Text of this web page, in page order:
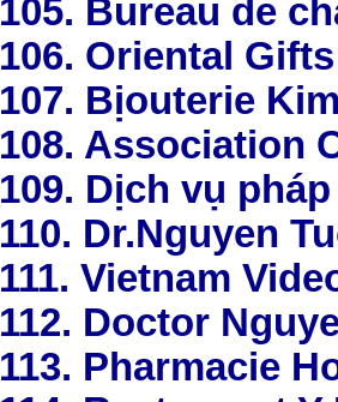
105. Bureau de
106. Oriental
107. Bịouterie
108. Association
109. Dịch vụ
110. Dr.Nguyen
111. Vietnam
112. Doctor
113. Pharmacie